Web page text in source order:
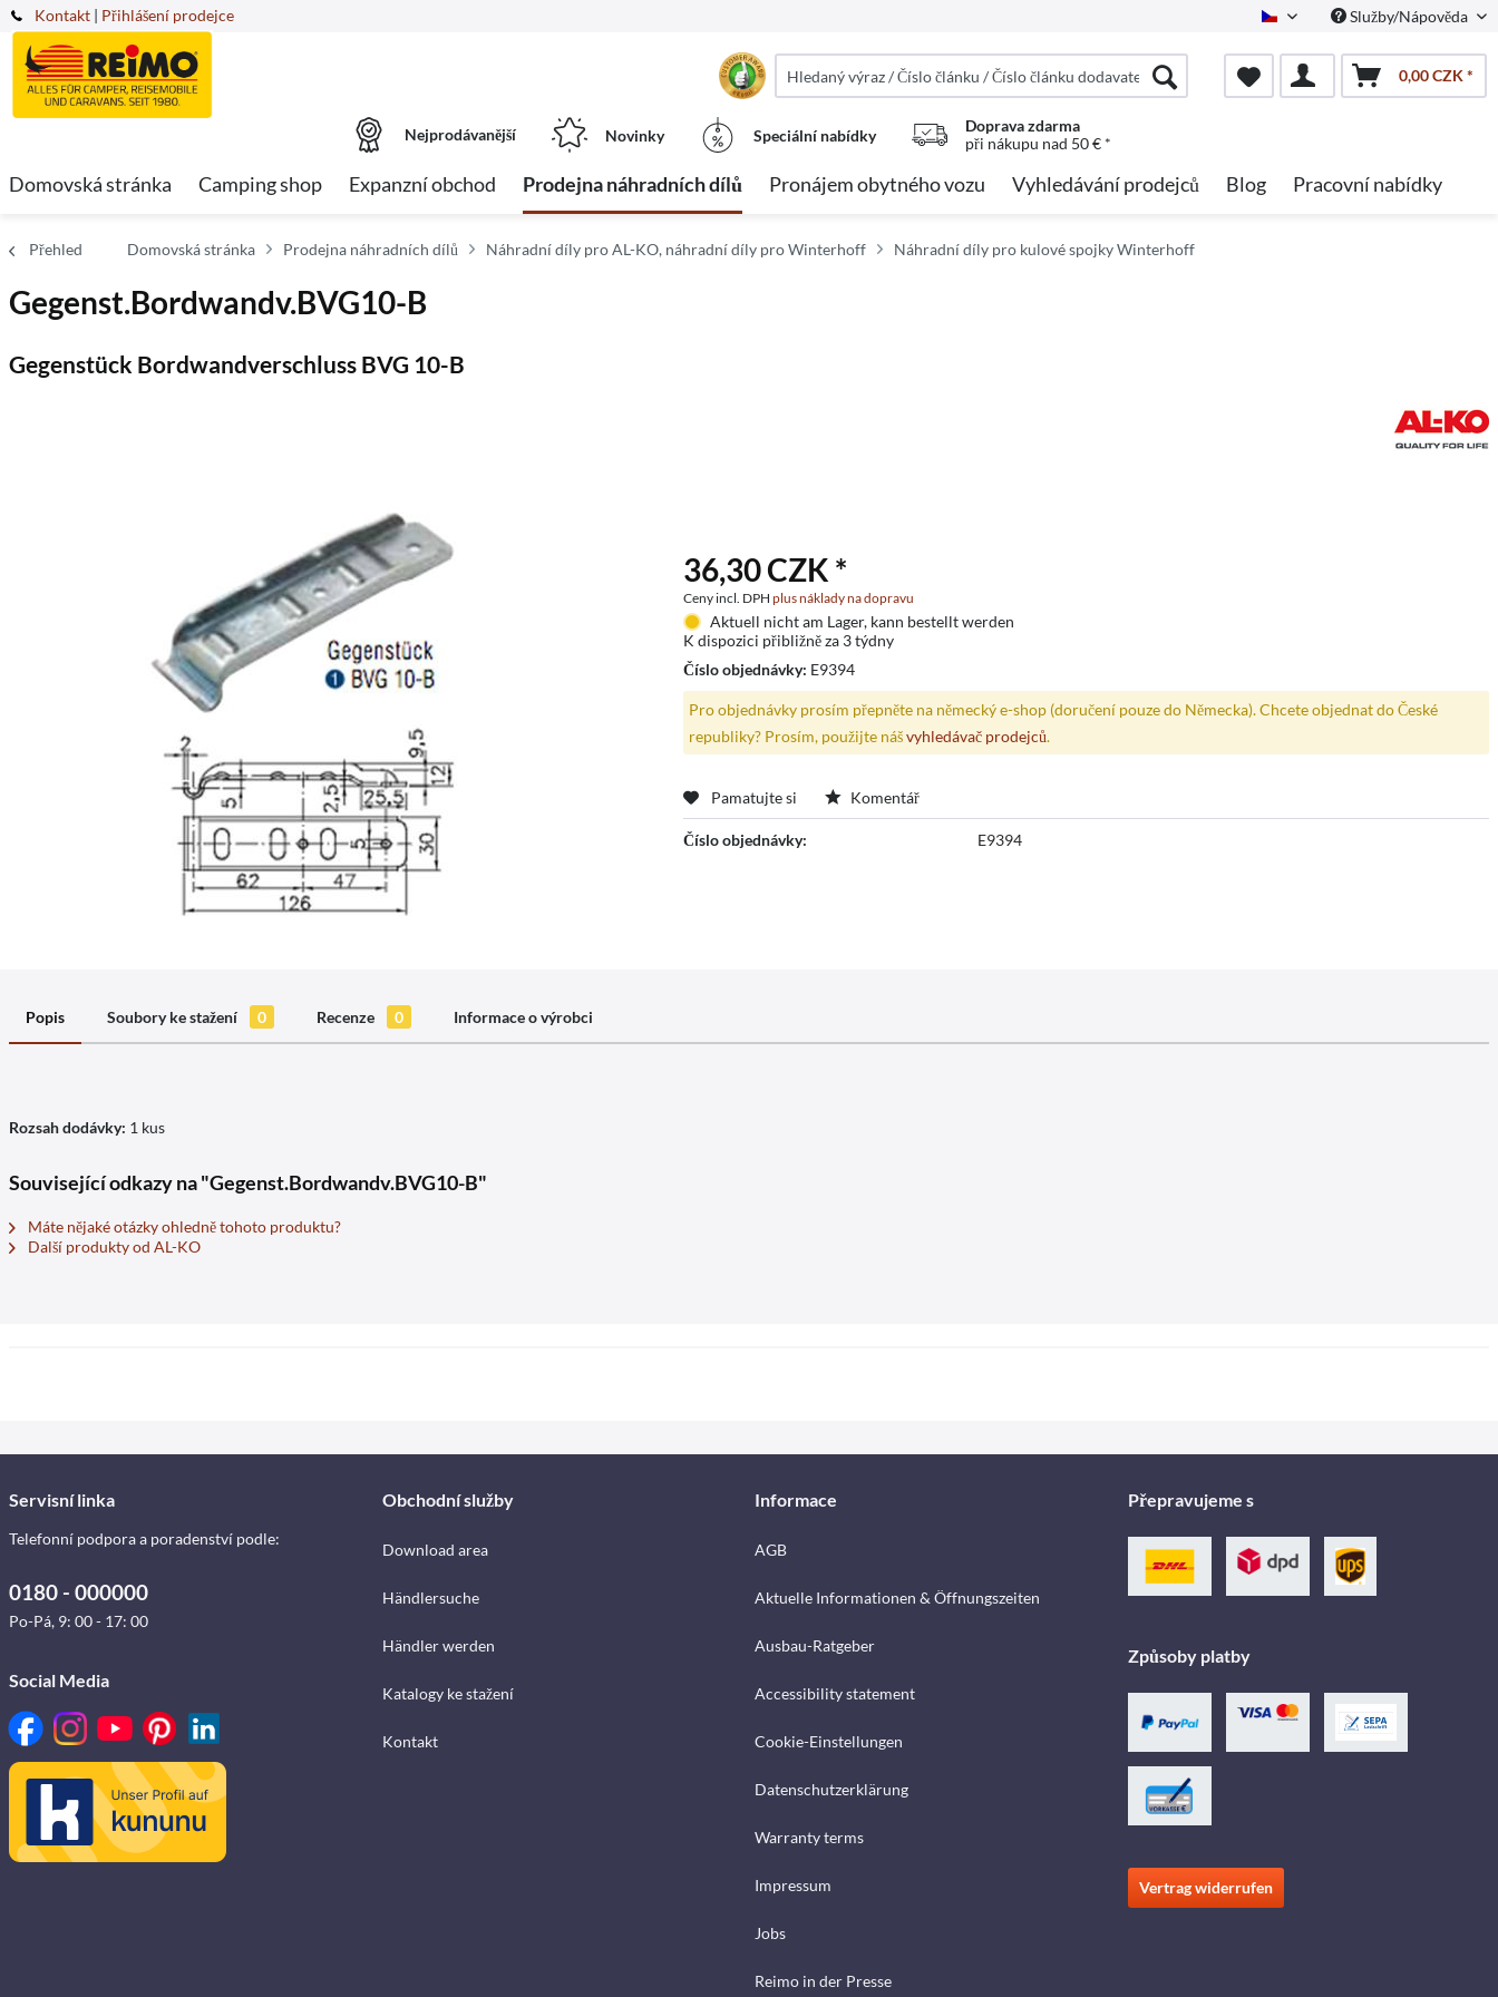
Kontakt Czech Služby/Nápověda
| Přihlášení prodejce
0,00 CZK *
Nejprodávanější Novinky Speciální nabídky
Doprava zdarma
při nákupu nad 50 € *
Domovská stránka Camping shop Expanzní obchod Prodejna náhradních dílů Pronájem obytného vozu Vyhledávání prodejců Blog Pracovní nabídky
Přehled Domovská stránka Prodejna náhradních dílů Náhradní díly pro AL-KO, náhradní díly pro Winterhoff Náhradní díly pro kulové spojky Winterhoff
Gegenst.Bordwandv.BVG10-B
Gegenstück Bordwandverschluss BVG 10-B
36,30 CZK *
Ceny incl. DPHplus náklady na dopravu
Aktuell nicht am Lager, kann bestellt werden
K dispozici přibližně za 3 týdny
Číslo objednávky: E9394
Pro objednávky prosím přepněte na německý e-shop (doručení pouze do Německa). Chcete objednat do České
republiky? Prosím, použijte nášvyhledávač prodejců.
Pamatujte si Komentář
Číslo objednávky: E9394
Popis Soubory ke stažení 0 Recenze 0 Informace o výrobci
Rozsah dodávky: 1 kus
Související odkazy na "Gegenst.Bordwandv.BVG10-B"
Máte nějaké otázky ohledně tohoto produktu?
Další produkty od AL-KO
Servisní linka
Telefonní podpora a poradenství podle:
0180 - 000000
Po-Pá, 9: 00 - 17: 00
Social Media
Obchodní služby
Download area
Händlersuche
Händler werden
Katalogy ke stažení
Kontakt
Informace
AGB
Aktuelle Informationen & Öffnungszeiten
Ausbau-Ratgeber
Accessibility statement
Cookie-Einstellungen
Datenschutzerklärung
Warranty terms
Impressum
Jobs
Reimo in der Presse
Přepravujeme s
Způsoby platby
Vertrag widerrufen